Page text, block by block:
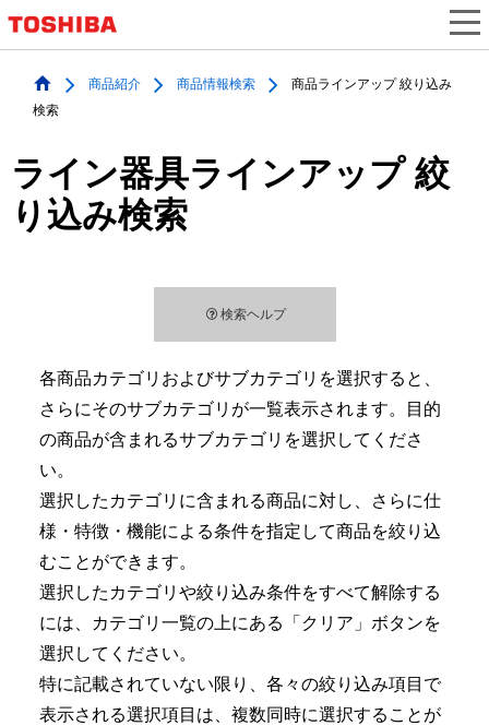
商品紹介 商品情報検索
商品ラインアップ 絞り込み
検索
ライン器具ラインアップ 絞
り込み検索
検索ヘルプ
各商品カテゴリおよびサブカテゴリを選択すると、
さらにそのサブカテゴリが一覧表示されます。目的
の商品が含まれるサブカテゴリを選択してくださ
い。
選択したカテゴリに含まれる商品に対し、さらに仕
様・特徴・機能による条件を指定して商品を絞り込
むことができます。
選択したカテゴリや絞り込み条件をすべて解除する
には、カテゴリ一覧の上にある「クリア」ボタンを
選択してください。
特に記載されていない限り、各々の絞り込み項目で
表示される選択項目は、複数同時に選択することが